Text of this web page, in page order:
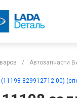
/ Автозапчасти
829912712-00)